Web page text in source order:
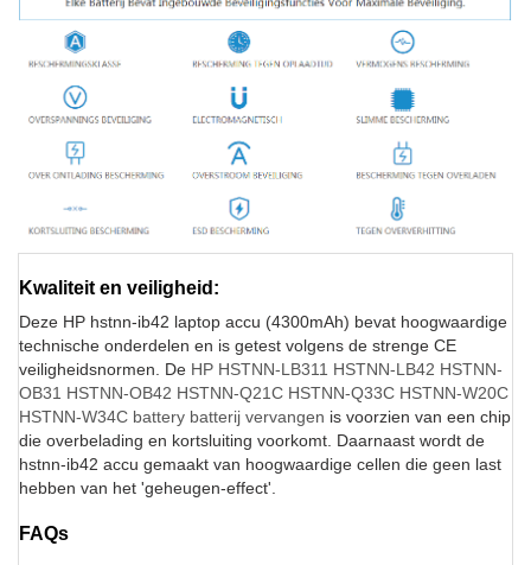
Kwaliteit en veiligheid:
Deze HP hstnn-ib42 laptop accu (4300mAh) bevat hoogwaardige
technische onderdelen en is getest volgens de strenge CE
veiligheidsnormen. De HP HSTNN-LB311 HSTNN-LB42 HSTNN-
OB31 HSTNN-OB42 HSTNN-Q21C HSTNN-Q33C HSTNN-W20C
HSTNN-W34C battery batterij vervangen is voorzien van een chip
die overbelading en kortsluiting voorkomt. Daarnaast wordt de
hstnn-ib42 accu gemaakt van hoogwaardige cellen die geen last
hebben van het 'geheugen-effect'.
FAQs